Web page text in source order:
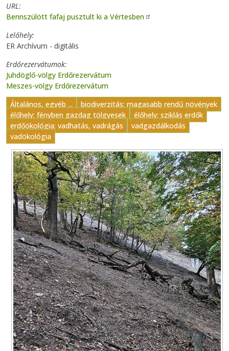
URL
Bennszülött fafaj pusztult ki a Vértesben
Lelőhely
ER Archívum - digitális
Erdőrezervátumok
Juhdöglő-völgy Erdőrezervátum
Meszes-völgy Erdőrezervátum
Általános, egyéb ...
biodiverzitás: magasabb rendű növények
élőhely: fényben gazdag tölgyesek
élőhely: sziklás erdők
erdőökológia: vadhatás, vadrágás
vadgazdálkodás
vadökológia